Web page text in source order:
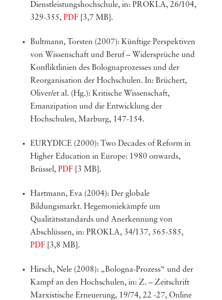
Dienstleistungshochschule, in: PROKLA, 26/104,
329-355, PDF[3,7 MB].
Bultmann, Torsten (2007): Künftige Perspektiven
von Wissenschaft und Beruf – Widersprüche und
Konfliktlinien des Bolognaprozesses und der
Reorganisation der Hochschulen. In: Brüchert,
Oliver/et al. (Hg.): Kritische Wissenschaft,
Emanzipation und die Entwicklung der
Hochschulen, Marburg, 147-154.
EURYDICE (2000): Two Decades of Reform in
Higher Education in Europe: 1980 onwards,
Brüssel, PDF[3 MB].
Hartmann, Eva (2004): Der globale
Bildungsmarkt. Hegemoniekämpfe um
Qualitätsstandards und Anerkennung von
Abschlüssen, in: PROKLA, 34/137, 565-585,
PDF[3,8 MB].
Hirsch, Nele (2008): „Bologna-Prozess“ und der
Kampf an den Hochschulen, in: Z. – Zeitschrift
Marxistische Erneuerung, 19/74, 22 -27, Online